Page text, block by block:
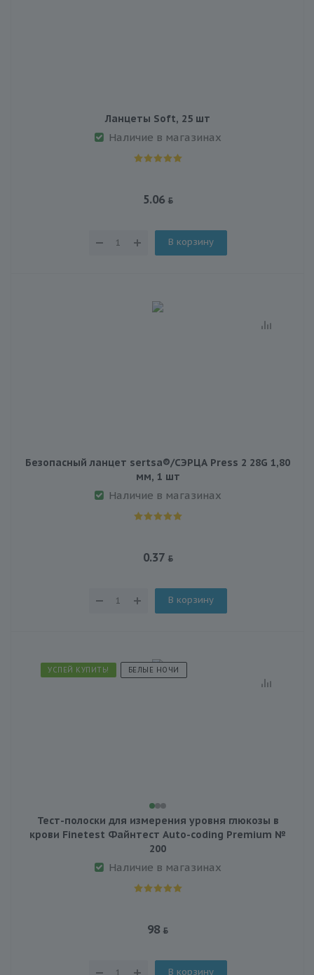
Ланцеты Soft, 25 шт
Наличие в магазинах
5.06
В корзину
Безопасный ланцет sertsa®/СЭРЦА Press 2 28G 1,80
мм, 1 шт
Наличие в магазинах
0.37
В корзину
УСПЕЙ КУПИТЬ! БЕЛЫЕ НОЧИ
Тест-полоски для измерения уровня глюкозы в
крови Finetest Файнтест Auto-coding Premium №
200
Наличие в магазинах
98
В корзину